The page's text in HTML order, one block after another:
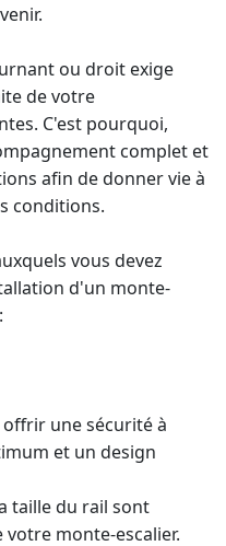
ou droit exige
de votre
C'est pourquoi,
complet et
afin de donner vie à
conditions.
vous devez
d'un monte-
une sécurité à
et un design
taille du rail sont
votre monte-escalier.